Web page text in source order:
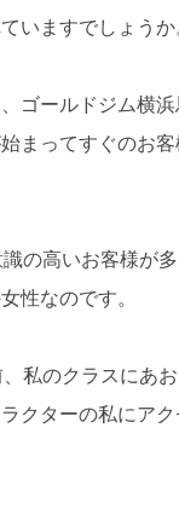
いますでしょう
ゴールドジム横
まってすぐのお
の高いお客様が
性なのです。
私のクラスにあ
クターの私にア